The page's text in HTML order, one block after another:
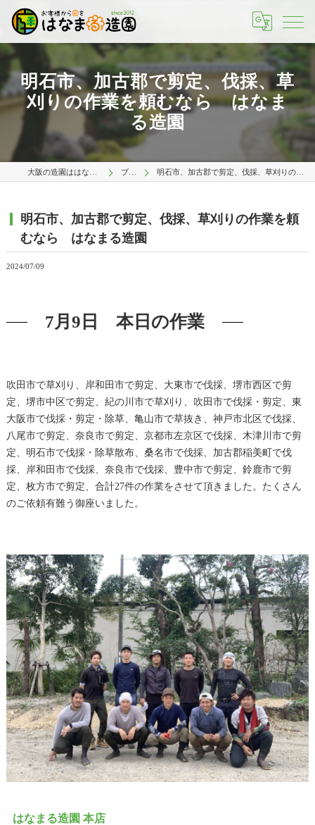
明石市、加古郡で剪定、伐採、草
刈りの作業を頼むなら はなま
る造園
ブログ 明石市、加古郡で剪定、伐採、草刈りの作業を頼むなら はなまる造園
明石市、加古郡で剪定、伐採、草刈りの作業を頼
むなら はなまる造園
2024/07/09
7月9日 本日の作業
吹田市で草刈り、岸和田市で剪定、大東市で伐採、堺市西区で剪
定、堺市中区で剪定、紀の川市で草刈り、吹田市で伐採・剪定、東
大阪市で伐採・剪定・除草、亀山市で草抜き、神戸市北区で伐採、
八尾市で剪定、奈良市で剪定、京都市左京区で伐採、木津川市で剪
定、明石市で伐採・除草散布、桑名市で伐採、加古郡稲美町で伐
採、岸和田市で伐採、奈良市で伐採、豊中市で剪定、鈴鹿市で剪
定、枚方市で剪定、合計27件の作業をさせて頂きました。たくさん
のご依頼有難う御座いました。
はなまる造園 本店